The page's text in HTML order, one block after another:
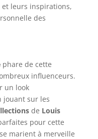
leurs inspirations,
des
phare de cette
influenceurs.
un look
jouant sur les
de Louis
pour cette
marient à merveille